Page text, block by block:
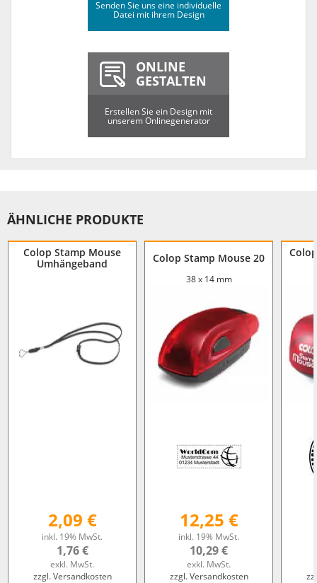
Senden Sie uns eine individuelle
Datei mit ihrem Design
ONLINE
GESTALTEN
Erstellen Sie ein Design mit
unserem Onlinegenerator
ÄHNLICHE PRODUKTE
Colop Stamp Mouse
Umhängeband
2,09 €
inkl. 19% MwSt.
1,76 €
exkl. MwSt.
zzgl. Versandkosten
Colop Stamp Mouse 20
38 x 14 mm
12,25 €
inkl. 19% MwSt.
10,29 €
exkl. MwSt.
zzgl. Versandkosten